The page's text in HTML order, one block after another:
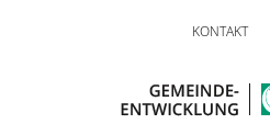
KONTAKT